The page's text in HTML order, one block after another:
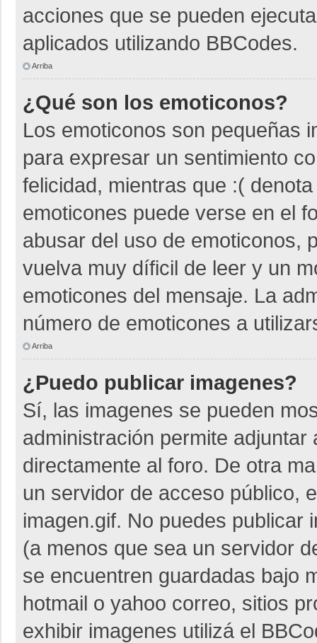
acciones que se pueden
aplicados utilizando BBCodes.
Arriba
¿Qué son los emoticonos?
Los emoticonos son pequeñas
para expresar un sentimiento
felicidad, mientras que :(
emoticones puede verse en el
abusar del uso de emoticonos,
vuelva muy díficil de leer y un
emoticones del mensaje. La
número de emoticones a
Arriba
¿Puedo publicar imagenes?
Sí, las imagenes se pueden
administración permite
directamente al foro. De otra
un servidor de acceso público,
imagen.gif. No puedes publicar
(a menos que sea un servidor
se encuentren guardadas bajo
hotmail o yahoo correo, sitios
exhibir imagenes utilizá el